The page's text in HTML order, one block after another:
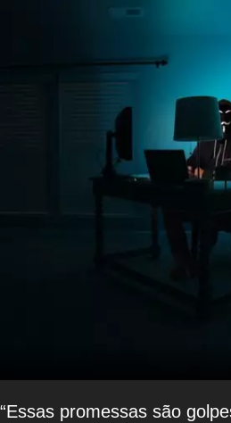
“Essas promessas são